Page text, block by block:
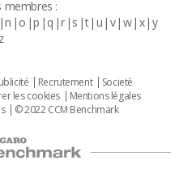
membres :
n o p q r s t u v w x y
z
Recrutement
Societé
les cookies
Mentions légales
© 2022 CCM Benchmark